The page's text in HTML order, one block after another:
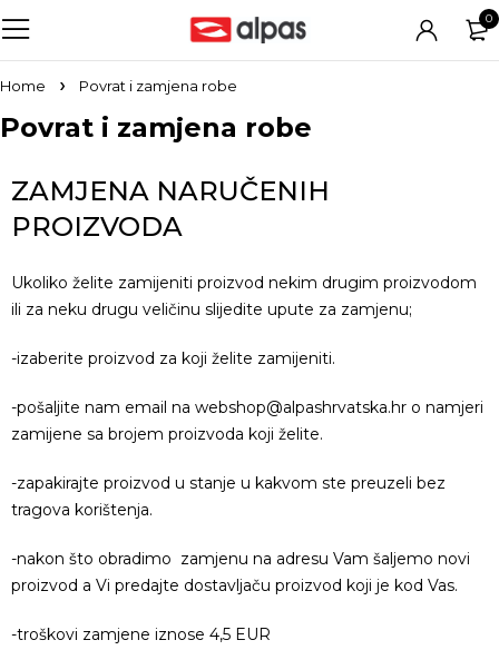
0
Home Povrat i zamjena robe
Povrat i zamjena robe
ZAMJENA NARUČENIH
PROIZVODA
Ukoliko želite zamijeniti proizvod nekim drugim proizvodom
ili za neku drugu veličinu slijedite upute za zamjenu;
-izaberite proizvod za koji želite zamijeniti.
-pošaljite nam email na webshop@alpashrvatska.hr o namjeri
zamijene sa brojem proizvoda koji želite.
-zapakirajte proizvod u stanje u kakvom ste preuzeli bez
tragova korištenja.
-nakon što obradimo zamjenu na adresu Vam šaljemo novi
proizvod a Vi predajte dostavljaču proizvod koji je kod Vas.
-troškovi zamjene iznose 4,5 EUR